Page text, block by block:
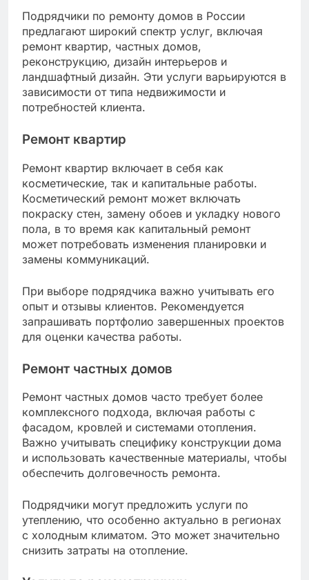
Подрядчики по ремонту домов в России
предлагают широкий спектр услуг, включая
ремонт квартир, частных домов,
реконструкцию, дизайн интерьеров и
ландшафтный дизайн. Эти услуги варьируются в
зависимости от типа недвижимости и
потребностей клиента.
Ремонт квартир
Ремонт квартир включает в себя как
косметические, так и капитальные работы.
Косметический ремонт может включать
покраску стен, замену обоев и укладку нового
пола, в то время как капитальный ремонт
может потребовать изменения планировки и
замены коммуникаций.
При выборе подрядчика важно учитывать его
опыт и отзывы клиентов. Рекомендуется
запрашивать портфолио завершенных проектов
для оценки качества работы.
Ремонт частных домов
Ремонт частных домов часто требует более
комплексного подхода, включая работы с
фасадом, кровлей и системами отопления.
Важно учитывать специфику конструкции дома
и использовать качественные материалы, чтобы
обеспечить долговечность ремонта.
Подрядчики могут предложить услуги по
утеплению, что особенно актуально в регионах
с холодным климатом. Это может значительно
снизить затраты на отопление.